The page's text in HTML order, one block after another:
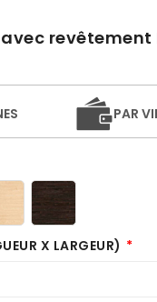
revêtement
PAR
X LARGEUR)